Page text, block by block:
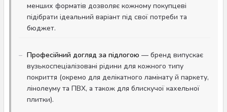
менших форматів дозволяє кожному покупцеві
підібрати ідеальний варіант під свої потреби та
бюджет.
Професійний догляд за підлогою — бренд випускає
вузькоспеціалізовані рідини для кожного типу
покриття (окремо для делікатного ламінату й паркету,
лінолеуму та ПВХ, а також для блискучої кахельної
плитки).